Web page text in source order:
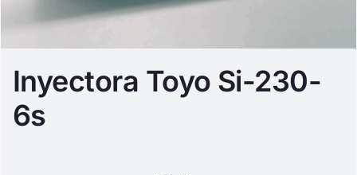
Inyectora Toyo Si-230-
6s